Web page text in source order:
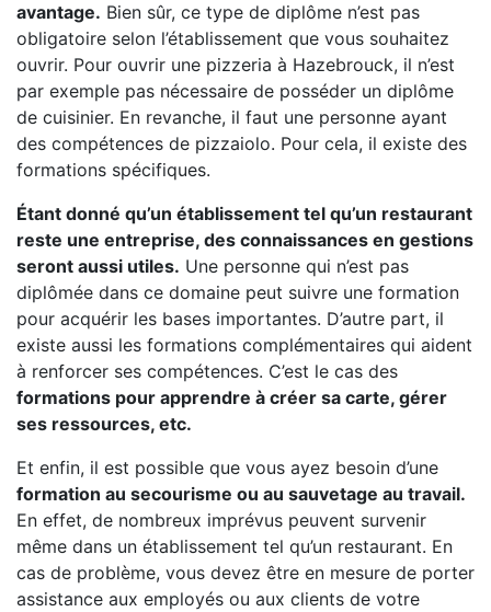
avantage. Bien sûr, ce type de diplôme n’est pas
obligatoire selon l’établissement que vous souhaitez
ouvrir. Pour ouvrir une pizzeria à Hazebrouck, il n’est
par exemple pas nécessaire de posséder un diplôme
de cuisinier. En revanche, il faut une personne ayant
des compétences de pizzaiolo. Pour cela, il existe des
formations spécifiques.
Étant donné qu’un établissement tel qu’un restaurant
reste une entreprise, des connaissances en gestions
seront aussi utiles. Une personne qui n’est pas
diplômée dans ce domaine peut suivre une formation
pour acquérir les bases importantes. D’autre part, il
existe aussi les formations complémentaires qui aident
à renforcer ses compétences. C’est le cas des
formations pour apprendre à créer sa carte, gérer
ses ressources, etc.
Et enfin, il est possible que vous ayez besoin d’une
formation au secourisme ou au sauvetage au travail.
En effet, de nombreux imprévus peuvent survenir
même dans un établissement tel qu’un restaurant. En
cas de problème, vous devez être en mesure de porter
assistance aux employés ou aux clients de votre